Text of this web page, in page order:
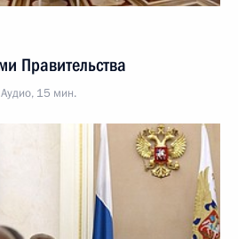
Правительства
Аудио, 15 мин.